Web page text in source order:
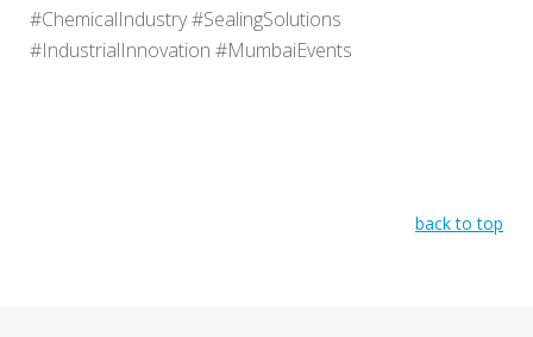
#ChemicalIndustry #SealingSolutions
#IndustrialInnovation #MumbaiEvents
back to top